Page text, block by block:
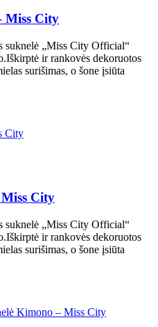
Miss City
suknelė „Miss City Official“
ir rankovės dekoruotos
surišimas, o šone įsiūta
City
suknelė „Miss City Official“
ir rankovės dekoruotos
surišimas, o šone įsiūta